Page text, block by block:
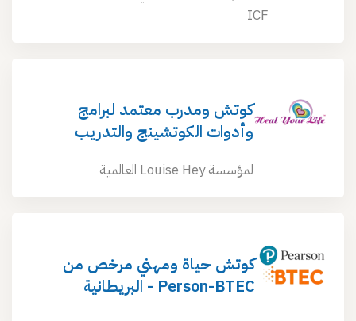
ICF
كوتش ومدرب معتمد لبرامج
وأدوات الكوتشينج والتدريب
لمؤسسة Louise Hey العالمية
كوتش حياة ومهني مرخص من
Person-BTEC - البريطانية